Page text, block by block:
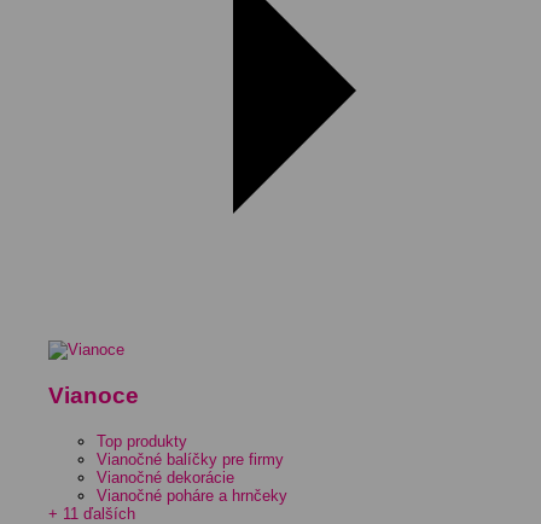
Vianoce
Top produkty
Vianočné balíčky pre firmy
Vianočné dekorácie
Vianočné poháre a hrnčeky
+ 11 ďalších